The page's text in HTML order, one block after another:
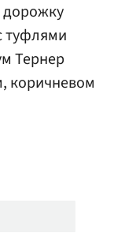
туфлями
Тернер
коричневом